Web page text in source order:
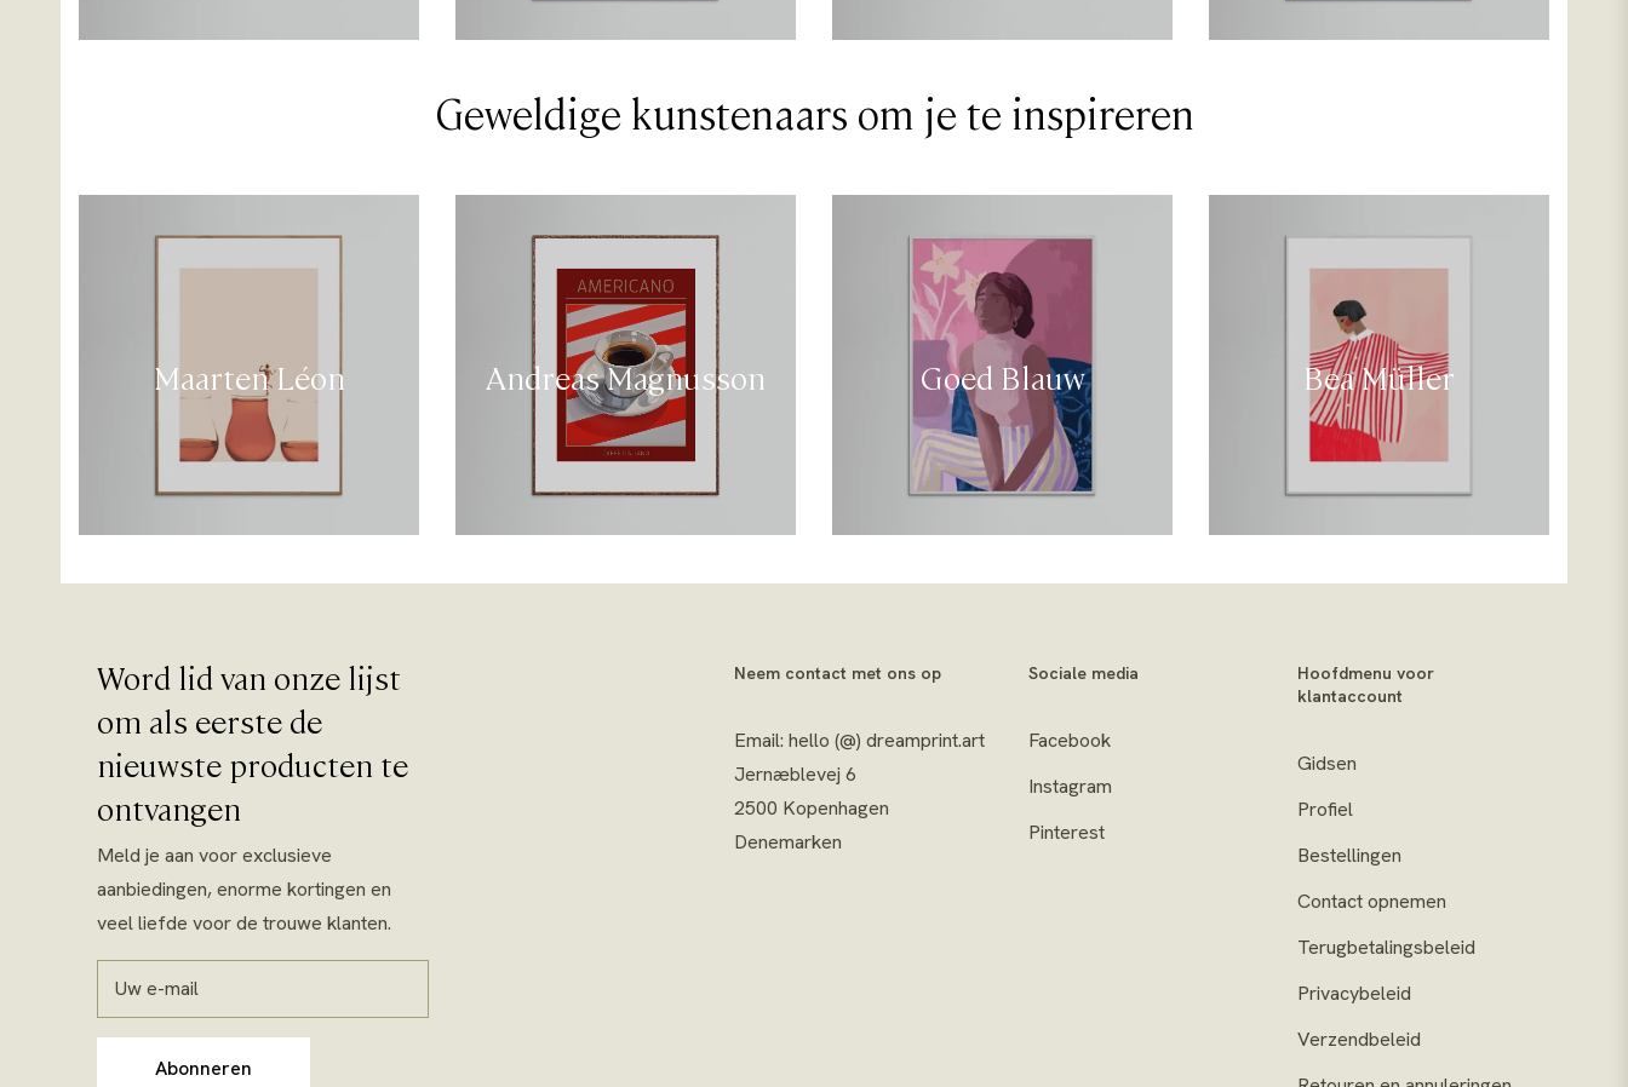
Geweldige kunstenaars om je te inspireren
Maarten Léon Andreas Magnusson Goed Blauw Bea Müller
Word lid van onze lijst
om als eerste de
nieuwste producten te
ontvangen
Meld je aan voor exclusieve
aanbiedingen, enorme kortingen en
veel liefde voor de trouwe klanten.
Uw e-mail
Abonneren
Neem contact met ons op
Email: hello (@) dreamprint.art
Jernæblevej 6
2500 Kopenhagen
Denemarken
Sociale media
Facebook
Instagram
Pinterest
Hoofdmenu voor
klantaccount
Gidsen
Profiel
Bestellingen
Contact opnemen
Terugbetalingsbeleid
Privacybeleid
Verzendbeleid